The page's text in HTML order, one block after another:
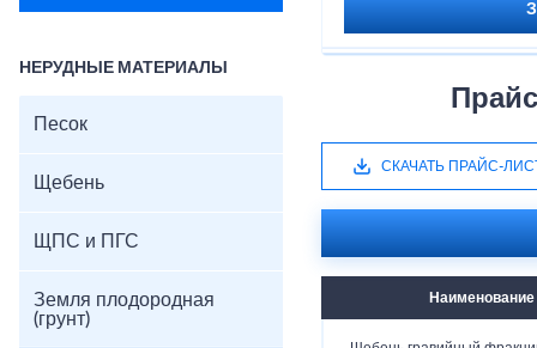
НЕРУДНЫЕ МАТЕРИАЛЫ
Песок
Щебень
ЩПС и ПГС
Земля плодородная
(грунт)
менеджер, который
поможет с расчетом
В нашем прайс-листе
виды щебня различных
СКАЧАТЬ ПРАЙС-
Наименование